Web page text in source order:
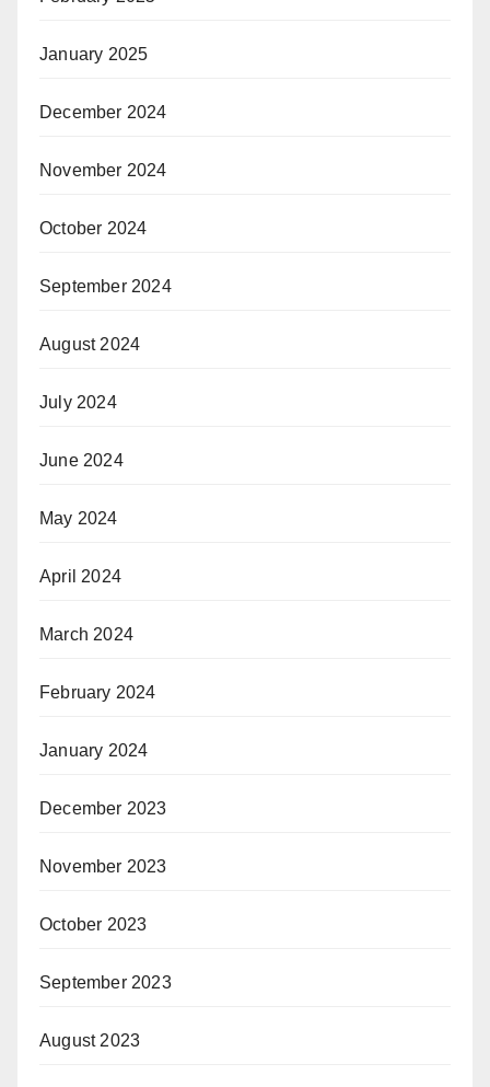
January 2025
December 2024
November 2024
October 2024
September 2024
August 2024
July 2024
June 2024
May 2024
April 2024
March 2024
February 2024
January 2024
December 2023
November 2023
October 2023
September 2023
August 2023